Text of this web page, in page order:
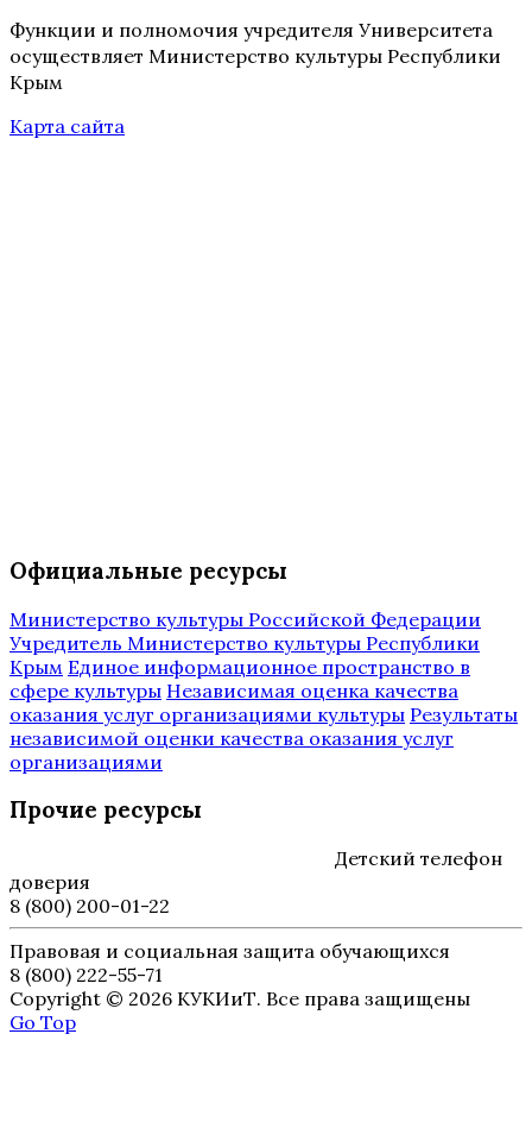
Функции и полномочия учредителя Университета
осуществляет Министерство культуры Республики
Крым
Карта сайта
Официальные ресурсы
Министерство культуры Российской Федерации
Учредитель Министерство культуры Республики
Крым Единое информационное пространство в
сфере культуры Независимая оценка качества
оказания услуг организациями культуры Результаты
независимой оценки качества оказания услуг
организациями
Прочие ресурсы
Детский телефон
доверия
8 (800) 200-01-22
Правовая и социальная защита обучающихся
8 (800) 222-55-71
Copyright © 2026 КУКИиТ. Все права защищены
Go Top